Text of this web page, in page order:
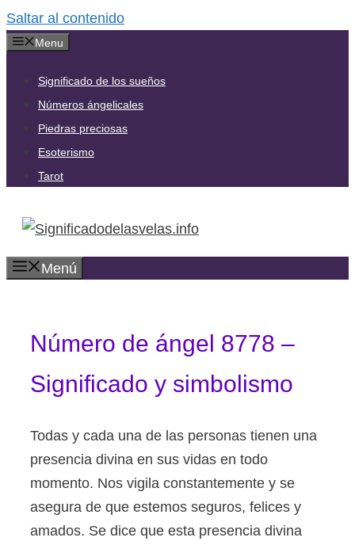
Saltar al contenido
Menu
Significado de los sueños
Números ángelicales
Piedras preciosas
Esoterismo
Tarot
Menú
Número de ángel 8778 –
Significado y simbolismo
Todas y cada una de las personas tienen una
presencia divina en sus vidas en todo
momento. Nos vigila constantemente y se
asegura de que estemos seguros, felices y
amados. Se dice que esta presencia divina